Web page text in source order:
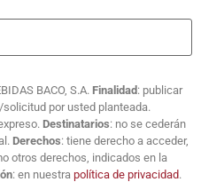
BACO, S.A. Finalidad : publicar
por usted planteada.
Destinatarios: no se cederán
Derechos: tiene derecho a acceder,
otros derechos, indicados en la
: en nuestra política de privacidad.